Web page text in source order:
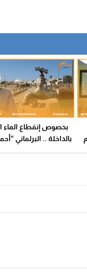
بخصوص إنقطاع
بالداخلة .. البرلماني